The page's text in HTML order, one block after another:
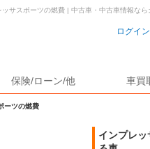
ログイン
保険/ローン/他 車買
ーツの燃費
ッサスポーツの燃費 | 中古車・中古車情報なら
インプレ